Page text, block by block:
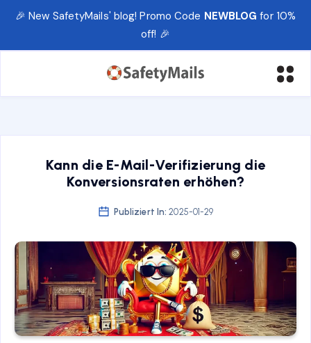
🎉 New SafetyMails' blog! Promo Code NEWBLOG for 10%
off! 🎉
Kann die E-Mail-Verifizierung die
Konversionsraten erhöhen?
Publiziert In: 2025-01-29